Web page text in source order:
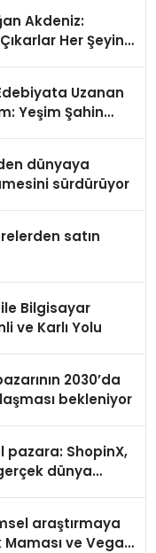
Akdeniz:
Her Şeyin
Uzanan
Yeşim Şahin
dünyaya
sürdürüyor
satın
Bilgisayar
ve Karlı Yolu
2030’da
bekleniyor
pazara: ShopinX,
dünya
araştırmaya
ve Vegan